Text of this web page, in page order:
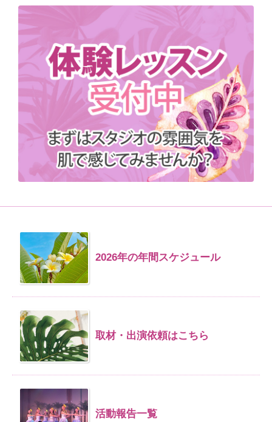
2026年の年間スケジュール
取材・出演依頼はこちら
活動報告一覧